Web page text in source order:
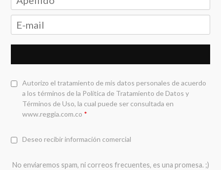
Autorizo el tratamiento de mis datos personales de acuerdo
a los términos de la Política de Tratamiento de Datos y
Términos de Uso, la cual puede ser consultada en
www.reggia.com.co *
Deseo recibir información comercial
No enviaremos spam, ni correos frecuentes, es una promesa. ;)